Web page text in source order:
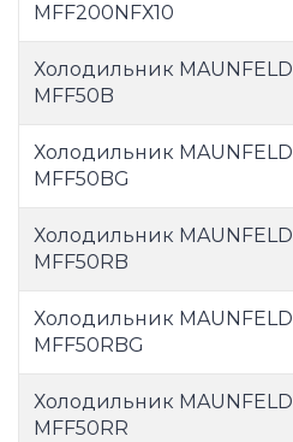
MFF200NFХ10
Холодильник MAUNFELD
MFF50B
Холодильник MAUNFELD
MFF50BG
Холодильник MAUNFELD
MFF50RB
Холодильник MAUNFELD
MFF50RBG
Холодильник MAUNFELD
MFF50RR